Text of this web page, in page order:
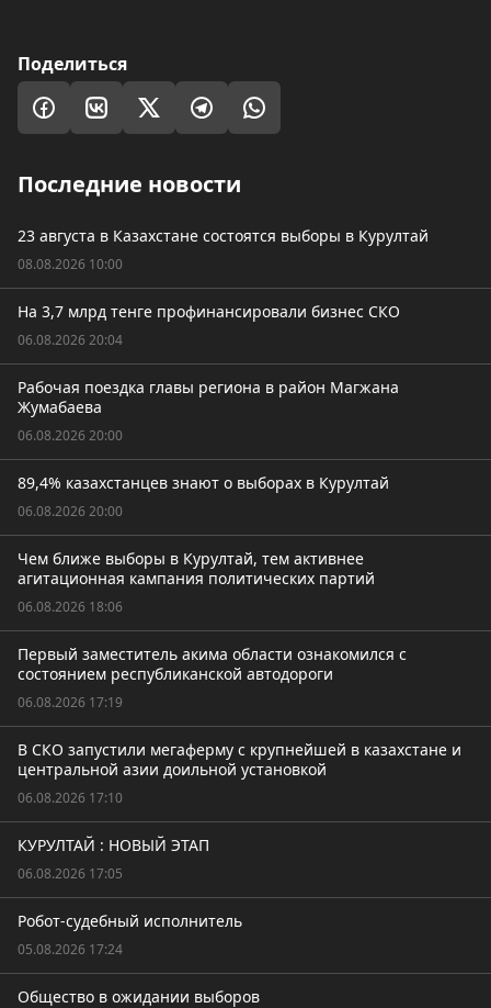
Поделиться
Последние новости
23 августа в Казахстане состоятся выборы в Курултай
08.08.2026 10:00
На 3,7 млрд тенге профинансировали бизнес СКО
06.08.2026 20:04
Рабочая поездка главы региона в район Магжана
Жумабаева
06.08.2026 20:00
89,4% казахстанцев знают о выборах в Курултай
06.08.2026 20:00
Чем ближе выборы в Курултай, тем активнее
агитационная кампания политических партий
06.08.2026 18:06
Первый заместитель акима области ознакомился с
состоянием республиканской автодороги
06.08.2026 17:19
В СКО запустили мегаферму с крупнейшей в казахстане и
центральной азии доильной установкой
06.08.2026 17:10
КУРУЛТАЙ : НОВЫЙ ЭТАП
06.08.2026 17:05
Робот-судебный исполнитель
05.08.2026 17:24
Общество в ожидании выборов